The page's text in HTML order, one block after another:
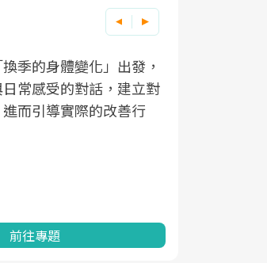
季的身體變化」出發，
常感受的對話，建立對
而引導實際的改善行
前往專題